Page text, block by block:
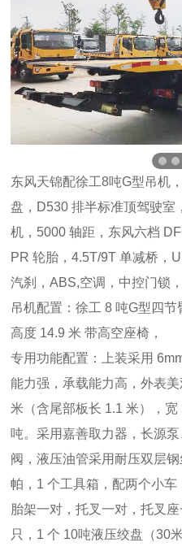
东风天锦配徐工8吨G型吊机
盘，D530 排半标准顶驾驶室
机，5000 轴距，东风六档
PR 轮胎，4.5T/9T 单减桥，
汽刹，ABS,空调，中控门锁
吊机配置：徐工 8 吨G型四
高度 14.9 米 带高空座椅，
专用功能配置：
上装采用
能力强，承载能力高，外表
米（含尾部板长 1.1 米），
吨。采用嘉善取力器，长源
阀，液压油管采用耐压双层
帕，1 个工具箱，配两个小
胎架一对，托叉一对，托叉
只，1 个 10吨液压绞盘（30